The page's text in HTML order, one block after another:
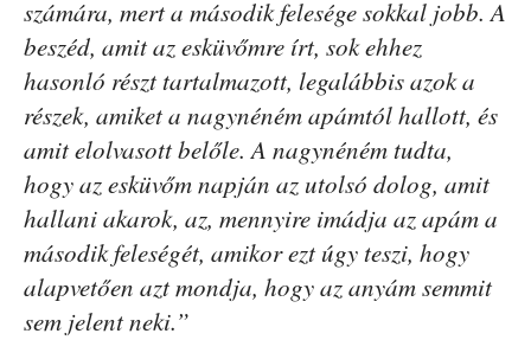
számára, mert a második felesége sokkal jobb. A
beszéd, amit az esküvőmre írt, sok ehhez
hasonló részt tartalmazott, legalábbis azok a
részek, amiket a nagynéném apámtól hallott, és
amit elolvasott belőle. A nagynéném tudta,
hogy az esküvőm napján az utolsó dolog, amit
hallani akarok, az, mennyire imádja az apám a
második feleségét, amikor ezt úgy teszi, hogy
alapvetően azt mondja, hogy az anyám semmit
sem jelent neki.”